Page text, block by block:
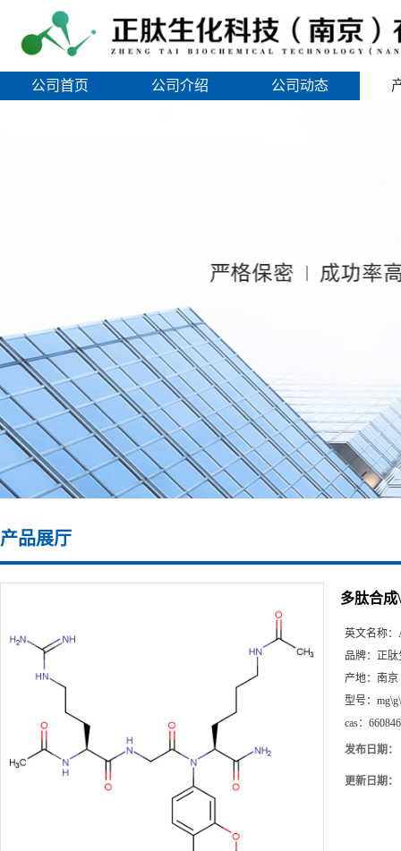
公司首页 公司介绍 公司动态
产品展厅
多肽合成
英文名称：
品牌： 正肽
产地： 南京
型号：
cas：
发布日期：
更新日期：